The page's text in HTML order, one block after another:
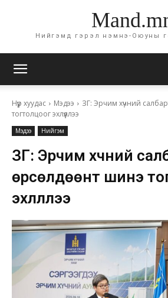
Нийгэмд гэрэл нэмнэ-Оюуны
Нүүр хуудас Мэдээ
ЗГ: Эрчим хүчний
тогтолцоог эхлүүллээ
Мэдээ Нийгэм
ЗГ: Эрчим хүчний
өрсөлдөөнт шинэ
эхлүүллээ